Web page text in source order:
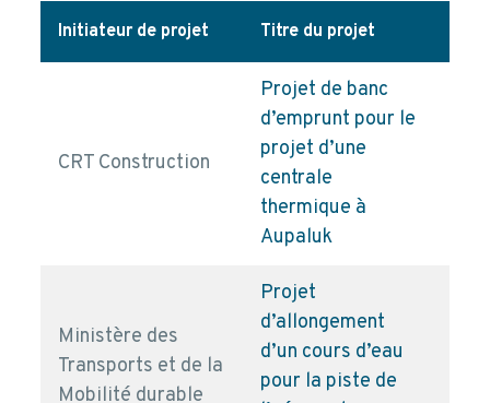
Initiateur de projet Titre du projet
CRT Construction
Projet de banc
d’emprunt pour le
projet d’une
centrale
thermique à
Aupaluk
Ministère des
Transports et de la
Mobilité durable
Projet
d’allongement
d’un cours d’eau
pour la piste de